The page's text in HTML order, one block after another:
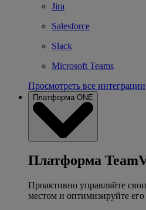
Jira
Salesforce
Slack
Microsoft Teams
Просмотреть все интеграции
Платформа ONE
Платформа
Проактивно управляйте
местом и оптимизируйте